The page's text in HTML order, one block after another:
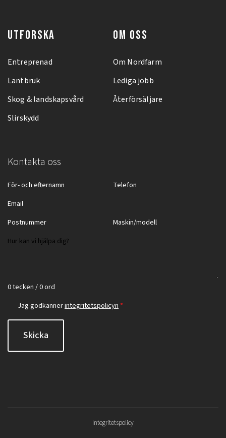
UTFORSKA
Entreprenad
Lantbruk
Skog & landskapsvård
Slirskydd
OM OSS
Om Nordfarm
Lediga jobb
Återförsäljare
Kontakta oss
0 tecken / 0 ord
Jag godkännerintegritetspolicyn *
Skicka
Integritetspolicy